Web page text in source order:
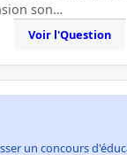
son…
Voir l'Question
un concours